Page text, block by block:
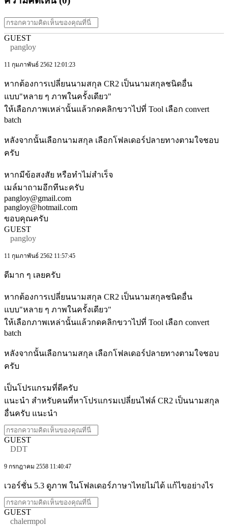
GUEST
pangloy
11 กุมภาพันธ์ 2562 12:01:23
หากต้องการเปลี่ยนนามสกุล CR2 เป็นนามสกุลชนิดอื่น
แบบ"หลาย ๆ ภาพในครั้งเดียว"
ให้เลือกภาพเหล่านั้นแล้วกดคลิกขวาไปที่ Tool เลือก convert
batch
หลังจากนั้นเลือกนามสกุล เลือกโฟลเดอร์ปลายทางตามใจชอบ
ครับ
หากมีข้อสงสัย หรือทำไม่สำเร็จ
เมล์มาถามอีกทีนะครับ
pangloy@gmail.com
pangloy@hotmail.com
ขอบคุณครับ
GUEST
pangloy
11 กุมภาพันธ์ 2562 11:57:45
ดีมาก ๆ เลยครับ
หากต้องการเปลี่ยนนามสกุล CR2 เป็นนามสกุลชนิดอื่น
แบบ"หลาย ๆ ภาพในครั้งเดียว"
ให้เลือกภาพเหล่านั้นแล้วกดคลิกขวาไปที่ Tool เลือก convert
batch
หลังจากนั้นเลือกนามสกุล เลือกโฟลเดอร์ปลายทางตามใจชอบ
ครับ
เป็นโปรแกรมที่ดีครับ
แนะนำ สำหรับคนที่หาโปรแกรมเปลี่ยนไฟล์ CR2 เป็นนามสกุล
อื่นครับ แนะนำ
GUEST
DDT
9 กรกฎาคม 2558 11:40:47
เวอร์ชั่น 5.3 ดูภาพ ในโฟลเดอร์ภาษาไทยไม่ได้ แก้ไขอย่างไร
GUEST
chalermpol